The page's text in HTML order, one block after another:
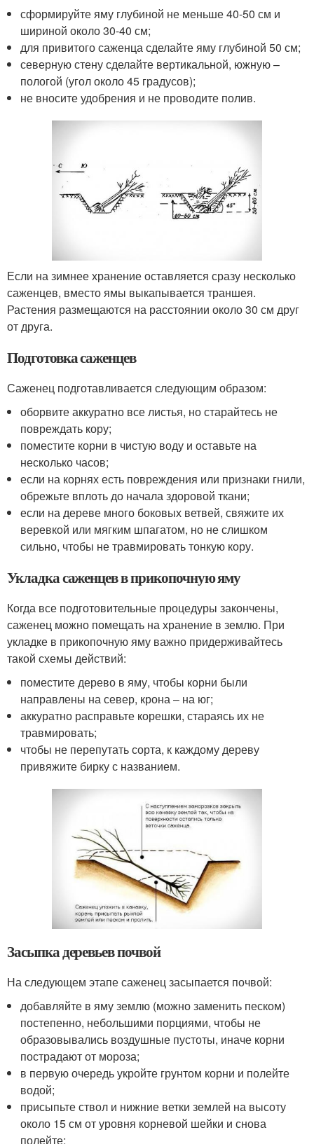
сформируйте яму глубиной не меньше 40-50 см и
шириной около 30-40 см;
для привитого саженца сделайте яму глубиной 50 см;
северную стену сделайте вертикальной, южную –
пологой (угол около 45 градусов);
не вносите удобрения и не проводите полив.
Если на зимнее хранение оставляется сразу несколько
саженцев, вместо ямы выкапывается траншея.
Растения размещаются на расстоянии около 30 см друг
от друга.
Подготовка саженцев
Саженец подготавливается следующим образом:
оборвите аккуратно все листья, но старайтесь не
повреждать кору;
поместите корни в чистую воду и оставьте на
несколько часов;
если на корнях есть повреждения или признаки гнили,
обрежьте вплоть до начала здоровой ткани;
если на дереве много боковых ветвей, свяжите их
веревкой или мягким шпагатом, но не слишком
сильно, чтобы не травмировать тонкую кору.
Укладка саженцев в прикопочную яму
Когда все подготовительные процедуры закончены,
саженец можно помещать на хранение в землю. При
укладке в прикопочную яму важно придерживайтесь
такой схемы действий:
поместите дерево в яму, чтобы корни были
направлены на север, крона – на юг;
аккуратно расправьте корешки, стараясь их не
травмировать;
чтобы не перепутать сорта, к каждому дереву
привяжите бирку с названием.
Засыпка деревьев почвой
На следующем этапе саженец засыпается почвой:
добавляйте в яму землю (можно заменить песком)
постепенно, небольшими порциями, чтобы не
образовывались воздушные пустоты, иначе корни
пострадают от мороза;
в первую очередь укройте грунтом корни и полейте
водой;
присыпьте ствол и нижние ветки землей на высоту
около 15 см от уровня корневой шейки и снова
полейте;